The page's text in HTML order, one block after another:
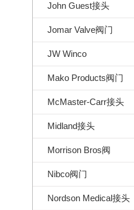
John Guest接头
Jomar Valve阀门
JW Winco
Mako Products阀门
McMaster-Carr接头
Midland接头
Morrison Bros阀
Nibco阀门
Nordson Medical接头